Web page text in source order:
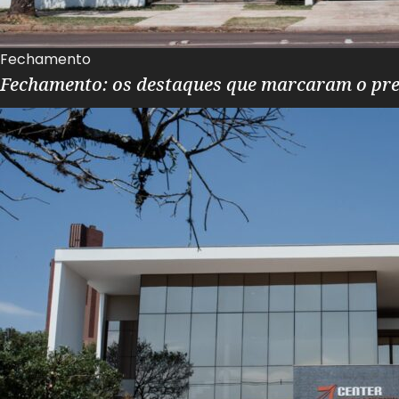
Fechamento
Fechamento: os destaques que marcaram o